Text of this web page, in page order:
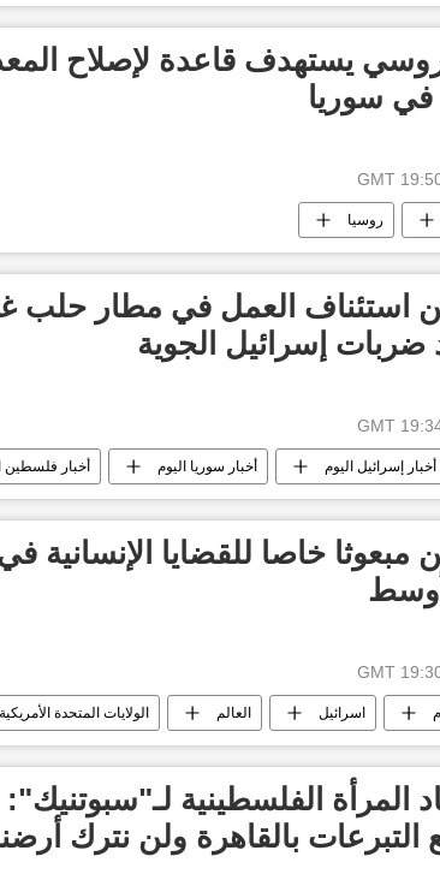
قطاع غزة أخبار العالم الآن أخبار المناخ في
يستهدف قاعدة لإصلاح
سوريا
روسيا
استئناف العمل في مطار حلب
ضربات إسرائيل الجوية
أخبار إسرائيل اليوم أخبار سوريا اليوم أخبار فلسطين
قطاع غزة أخبار العالم الآن العالم العربي
مبعوثا خاصا للقضايا الإنسانية
اسرائيل العالم الولايات المتحدة الأمريكية
المرأة الفلسطينية لـ"سبوتنيك":
التبرعات بالقاهرة ولن نترك